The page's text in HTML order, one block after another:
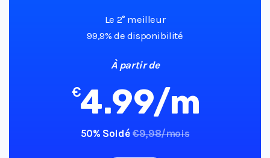
Le 2° meilleur
99,9% de disponibilité
À partir de
€4.99/m
50% Soldé €9,98/mois